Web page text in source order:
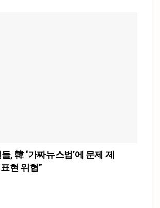
, 韓 ‘가짜뉴스법’에 문제 제
현 위협”